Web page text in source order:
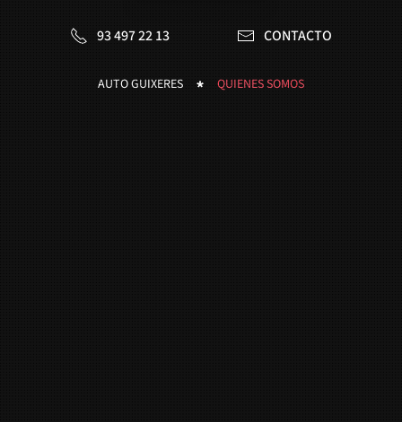
93 497 22 13 CONTACTO
AUTO GUIXERES QUIENES SOMOS